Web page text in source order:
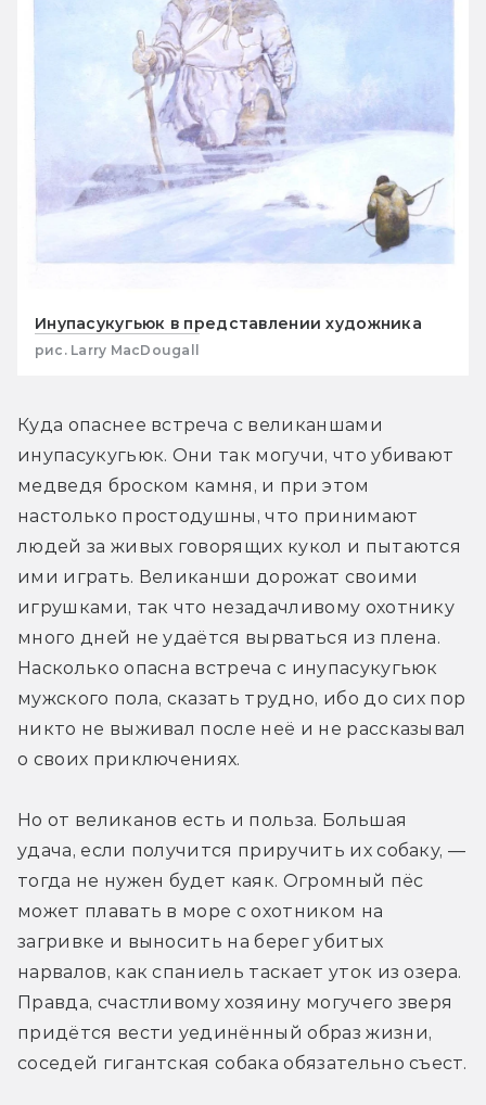
Инупасукугьюк в представлении художника
рис. Larry MacDougall
Куда опаснее встреча с великаншами
инупасукугьюк. Они так могучи, что убивают
медведя броском камня, и при этом
настолько простодушны, что принимают
людей за живых говорящих кукол и пытаются
ими играть. Великанши дорожат своими
игрушками, так что незадачливому охотнику
много дней не удаётся вырваться из плена.
Насколько опасна встреча с инупасукугьюк
мужского пола, сказать трудно, ибо до сих пор
никто не выживал после неё и не рассказывал
о своих приключениях.
Но от великанов есть и польза. Большая
удача, если получится приручить их собаку, —
тогда не нужен будет каяк. Огромный пёс
может плавать в море с охотником на
загривке и выносить на берег убитых
нарвалов, как спаниель таскает уток из озера.
Правда, счастливому хозяину могучего зверя
придётся вести уединённый образ жизни,
соседей гигантская собака обязательно съест.